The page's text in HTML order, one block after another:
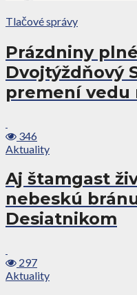
Tlačové správy
Prázdniny
Dvojtýždňový
premení vedu
346
Aktuality
Aj štamgast
nebeskú
Desiatnikom
297
Aktuality